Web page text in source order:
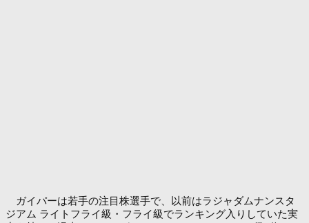
ガイパーは若手の注目株選手で、以前はラジャダムナンスタ
ジアム ライトフライ級・フライ級でランキング入りしていた実